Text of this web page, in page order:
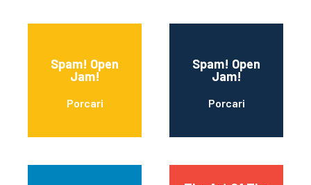
Spam! Open
Jam!
Porcari
Spam! Open
Jam!
Porcari